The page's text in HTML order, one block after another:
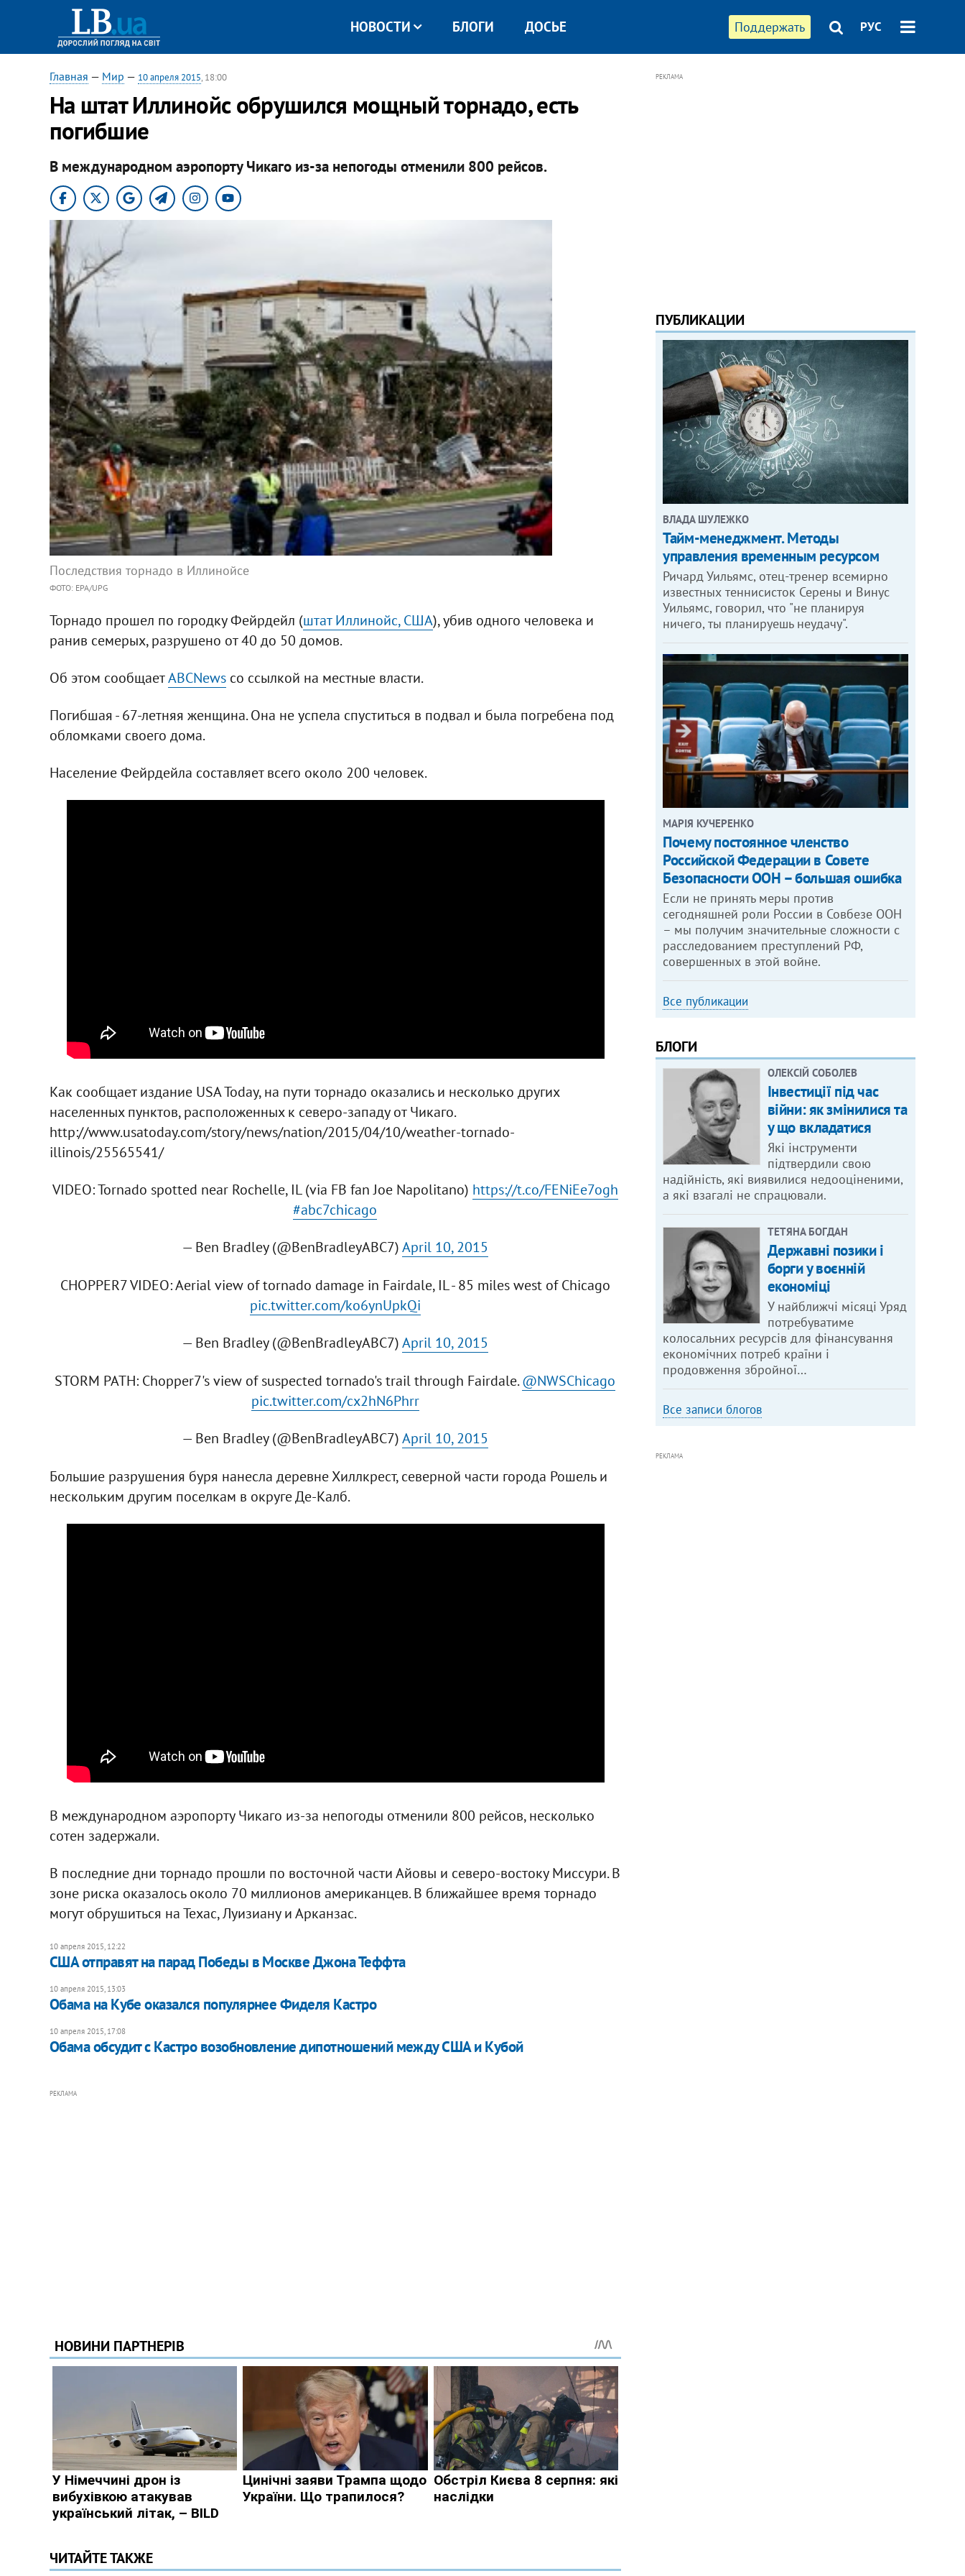
Поддержать РУС
НОВОСТИ БЛОГИ ДОСЬЕ
Главная — Мир — 10 апреля 2015, 18:00
На штат Иллинойс обрушился мощный торнадо, есть
погибшие
В международном аэропорту Чикаго из-за непогоды отменили 800 рейсов.
Последствия торнадо в Иллинойсе
ФОТО: EPA/UPG
Торнадо прошел по городку Фейрдейл (штат Иллинойс, США), убив одного человека и
ранив семерых, разрушено от 40 до 50 домов.
Об этом сообщаетABCNewsсо ссылкой на местные власти.
Погибшая - 67-летняя женщина. Она не успела спуститься в подвал и была погребена под
обломками своего дома.
Население Фейрдейла составляет всего около 200 человек.
Как сообщает издание USA Today, на пути торнадо оказались и несколько других
населенных пунктов, расположенных к северо-западу от Чикаго.
http://www.usatoday.com/story/news/nation/2015/04/10/weather-tornado-
illinois/25565541/
VIDEO: Tornado spotted near Rochelle, IL (via FB fan Joe Napolitano) https://t.co/FENiEe7ogh
#abc7chicago
— Ben Bradley (@BenBradleyABC7)April 10, 2015
CHOPPER7 VIDEO: Aerial view of tornado damage in Fairdale, IL - 85 miles west of Chicago
pic.twitter.com/ko6ynUpkQi
— Ben Bradley (@BenBradleyABC7)April 10, 2015
STORM PATH: Chopper7's view of suspected tornado's trail through Fairdale.@NWSChicago
pic.twitter.com/cx2hN6Phrr
— Ben Bradley (@BenBradleyABC7)April 10, 2015
Большие разрушения буря нанесла деревне Хиллкрест, северной части города Рошель и
нескольким другим поселкам в округе Де-Калб.
В международном аэропорту Чикаго из-за непогоды отменили 800 рейсов, несколько
сотен задержали.
В последние дни торнадо прошли по восточной части Айовы и северо-востоку Миссури. В
зоне риска оказалось около 70 миллионов американцев. В ближайшее время торнадо
могут обрушиться на Техас, Луизиану и Арканзас.
10 апреля 2015, 12:22
США отправят на парад Победы в Москве Джона Теффта
10 апреля 2015, 13:03
Обама на Кубе оказался популярнее Фиделя Кастро
10 апреля 2015, 17:08
Обама обсудит с Кастро возобновление дипотношений между США и Кубой
РЕКЛАМА
ЧИТАЙТЕ ТАКЖЕ
РЕКЛАМА
ПУБЛИКАЦИИ
ВЛАДА ШУЛЕЖКО
Тайм-менеджмент. Методы
управления временным ресурсом
Ричард Уильямс, отец-тренер всемирно
известных теннисисток Серены и Винус
Уильямс, говорил, что "не планируя
ничего, ты планируешь неудачу".
МАРІЯ КУЧЕРЕНКО
​Почему постоянное членство
Российской Федерации в Совете
Безопасности ООН – большая ошибка
Если не принять меры против
сегодняшней роли России в Совбезе ООН
– мы получим значительные сложности с
расследованием преступлений РФ,
совершенных в этой войне.
Все публикации
БЛОГИ
ОЛЕКСІЙ СОБОЛЕВ
Інвестиції під час
війни: як змінилися та
у що вкладатися
Які інструменти
підтвердили свою
надійність, які виявилися недооціненими,
а які взагалі не спрацювали.
ТЕТЯНА БОГДАН
Державні позики і
борги у воєнній
економіці
У найближчі місяці Уряд
потребуватиме
колосальних ресурсів для фінансування
економічних потреб країни і
продовження збройної…
Все записи блогов
РЕКЛАМА